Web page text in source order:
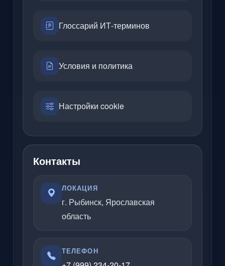
Глоссарий ИТ-терминов
Условия и политика
Настройки cookie
Контакты
ЛОКАЦИЯ
г. Рыбинск, Ярославская
область
ТЕЛЕФОН